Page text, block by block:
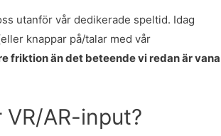
utanför vår dedikerade speltid. Idag
knappar på/talar med vår
friktion än det beteende vi redan är vana
AR-input?